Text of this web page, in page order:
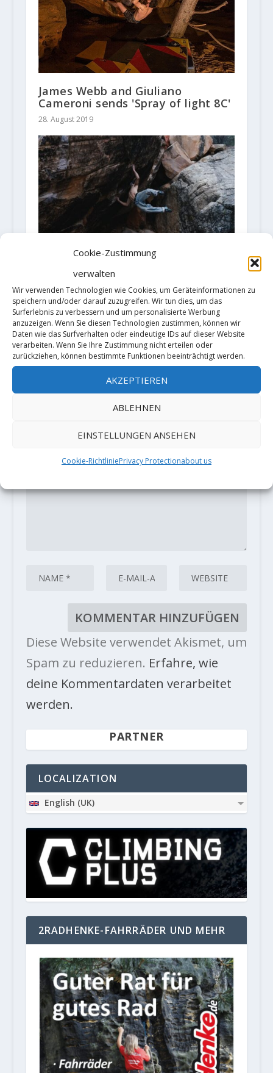
Cookie-Zustimmung
verwalten
Wir verwenden Technologien wie Cookies, um Geräteinformationen zu
speichern und/oder darauf zuzugreifen. Wir tun dies, um das
Surferlebnis zu verbessern und um personalisierte Werbung
anzuzeigen. Wenn Sie diesen Technologien zustimmen, können wir
Daten wie das Surfverhalten oder eindeutige IDs auf dieser Website
verarbeiten. Wenn Sie Ihre Zustimmung nicht erteilen oder
zurückziehen, können bestimmte Funktionen beeinträchtigt werden.
AKZEPTIEREN
ABLEHNEN
EINSTELLUNGEN ANSEHEN
Cookie-RichtliniePrivacy Protectionabout us
James Webb and Giuliano
Cameroni sends 'Spray of light 8C'
28. August 2019
Video: Sean Bailey meldet mit
„Shaolin“ den siebenten 9A-
Boulder der Welt
12. Dezember 2024
Deine E-Mail-Adresse wird nicht
Erforderliche Felder
markiert
Diese Website verwendet Akismet, um
Spam zu reduzieren. Erfahre, wie
deine Kommentardaten verarbeitet
werden.
PARTNER
LOCALIZATION
English (UK)
2RADHENKE-FAHRRÄDER UND MEHR